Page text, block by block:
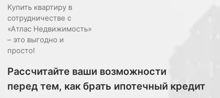
Купить квартиру в
сотрудничестве с
«Атлас Недвижимость»
– это выгодно и
просто!
Рассчитайте ваши возможности
перед тем, как брать ипотечный кредит